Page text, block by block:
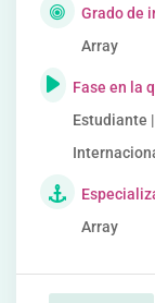
Grado de
Array
Fase en la
Estudiante
Array